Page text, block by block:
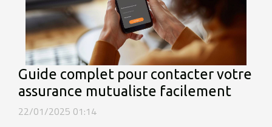
Guide complet pour contacter votre
assurance mutualiste facilement
22/01/2025 01:14